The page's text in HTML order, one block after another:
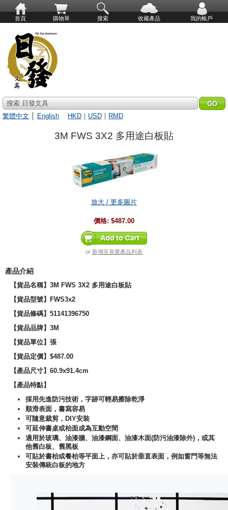
首頁 購物單 搜索 收藏產品 我的帳戶
搜索 日發文具
繁體中文
English HKD ｜ USD ｜ RMD
3M FWS 3X2 多用途白板貼
放大 / 更多圖片
價格: $487.00
or 新增至喜愛產品列表
產品介紹
【貨品名稱】3M FWS 3X2 多用途白板貼
【貨品型號】FWS3x2
【貨品條碼】51141396750
【貨品品牌】3M
【貨品單位】張
【貨品定價】$487.00
【產品尺寸】60.9x91.4cm
【產品特點】
採用先進防污技術，字跡可輕易擦除乾淨
順滑表面，書寫容易
可隨意裁剪，DIY安裝
可延伸書桌或枱面成為互動空間
適用於玻璃、油漆牆、油漆鋼面、油漆木面(防污油漆除外)，或其
他舊白板、舊黑板
可貼於書枱或餐枱等平面上，亦可貼於垂直表面，例如窗門等無法
安裝傳統白板的地方